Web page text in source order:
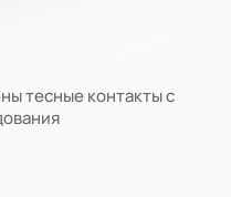
тесные контакты с